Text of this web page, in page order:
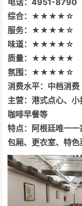
电话：4951-8790
综合：★★★★☆
服务：★★★★☆
味道：★★★★☆
质量：★★★★★
氛围：★★★★☆
消费水平：中档消费
主营：港式点心、小
咖啡早餐等
特点：阿根廷唯一
包厢、更衣室、特色